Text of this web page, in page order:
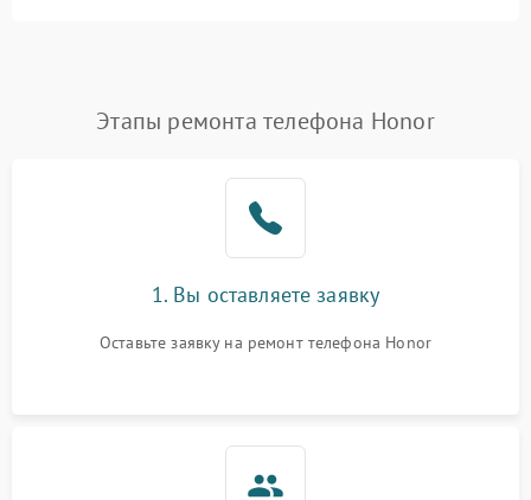
Этапы ремонта телефона Honor
1. Вы оставляете заявку
Оставьте заявку на ремонт телефона Honor